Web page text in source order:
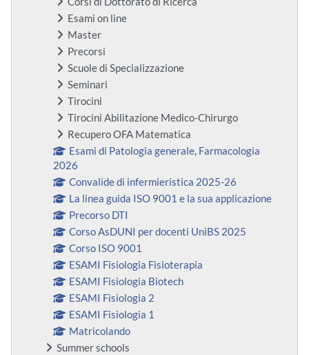
Esami on line
Master
Precorsi
Scuole di Specializzazione
Seminari
Tirocini
Tirocini Abilitazione Medico-Chirurgo
Recupero OFA Matematica
Esami di Patologia generale, Farmacologia
2026
Convalide di infermieristica 2025-26
La linea guida ISO 9001 e la sua applicazione
Precorso DTI
Corso AsDUNI per docenti UniBS 2025
Corso ISO 9001
ESAMI Fisiologia Fisioterapia
ESAMI Fisiologia Biotech
ESAMI Fisiologia 2
ESAMI Fisiologia 1
Matricolando
Summer schools